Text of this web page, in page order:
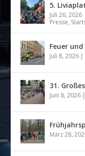
5.
Juli 26, 2026
Presse,
Feuer
Juli 8, 2026 |
31.
Juni 8, 2026 |
März 28,